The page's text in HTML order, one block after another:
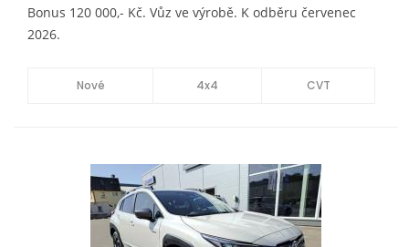
Bonus 120 000,- Kč. Vůz ve výrobě. K odběru červenec
2026.
Nové 4x4 CVT